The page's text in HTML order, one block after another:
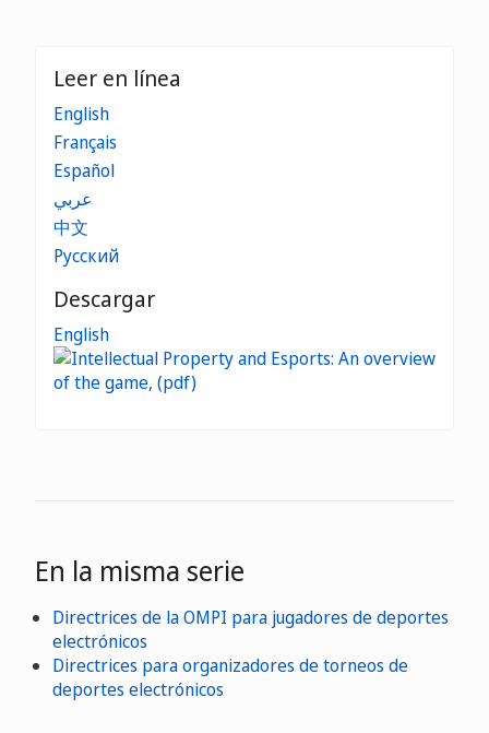
Leer en línea
English
Français
Español
عربي
中文
Русский
Descargar
English
En la misma serie
Directrices de la OMPI para jugadores de deportes
electrónicos
Directrices para organizadores de torneos de
deportes electrónicos